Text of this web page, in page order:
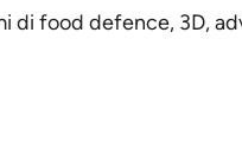
food defence, 3D,